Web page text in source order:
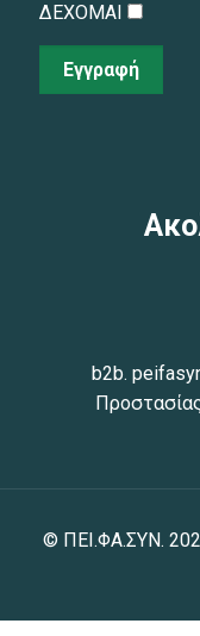
ΔΕΧΟΜΑΙ
Εγγραφή
b2b.
© ΠΕΙ.ΦΑ.ΣΥΝ.